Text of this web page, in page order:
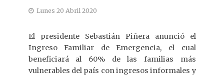
Lunes 20 Abril 2020
El presidente Sebastián Piñera anunció el
Ingreso Familiar de Emergencia, el cual
beneficiará al 60% de las familias más
vulnerables del país con ingresos informales y